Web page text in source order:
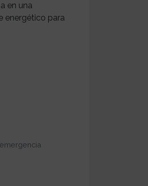
en una
energético para
emergencia